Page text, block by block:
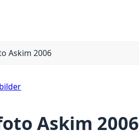
Askim 2006
Askim 2006